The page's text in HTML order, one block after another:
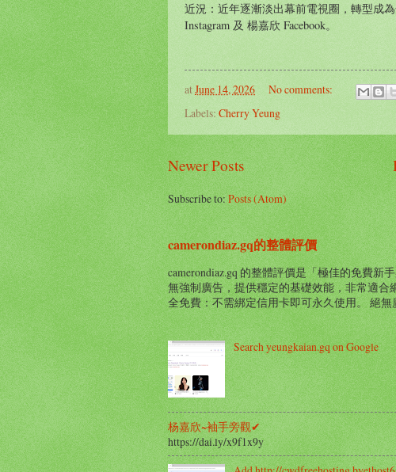
近況：近年逐漸淡出幕前電視圈，轉型成
Instagram 及 楊嘉欣 Facebook。
atJune 14, 2026
No comments:
Labels: Cherry Yeung
Newer Posts
Subscribe to:Posts (Atom)
camerondiaz.gq的整體評價
camerondiaz.gq 的整體評價是「極佳的免費
無強制廣告，提供穩定的基礎效能，非常適
全免費：不需綁定信用卡即可永久使用。 絕
Search yeungkaian.gq on Google
杨嘉欣~袖手旁觀✔
https://dai.ly/x9f1x9y